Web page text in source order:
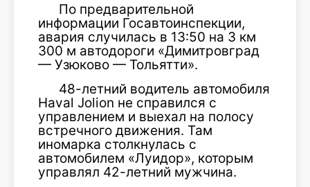
По предварительной
информации Госавтоинспекции,
авария случилась в 13:50 на 3 км
300 м автодороги «Димитровград
— Узюково — Тольятти».
48-летний водитель автомобиля
Haval Jolion не справился с
управлением и выехал на полосу
встречного движения. Там
иномарка столкнулась с
автомобилем «Луидор», которым
управлял 42-летний мужчина.